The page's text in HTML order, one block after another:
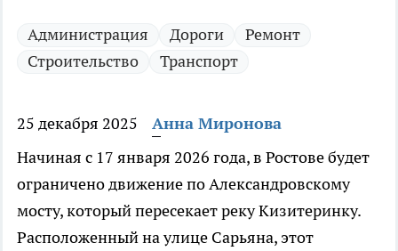
Администрация Дороги
Ремонт
Строительство
Транспорт
25 декабря 2025
Анна Миронова
Начиная с 17 января 2026 года, в Ростове будет
ограничено движение по Александровскому
мосту, который пересекает реку Кизитеринку.
Расположенный на улице Сарьяна, этот